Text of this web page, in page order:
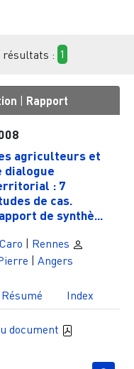
résultats : 1
| Rapport
agriculteurs et
dialogue
: 7
de cas.
de synthè...
| Rennes
| Angers
Résumé Index
document